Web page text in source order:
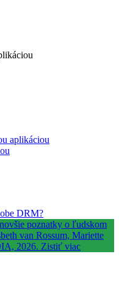
aplikáciou
DRM?